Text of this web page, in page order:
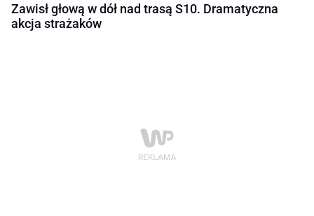
Zawisł głową w dół nad trasą S10. Dramatyczna
akcja strażaków